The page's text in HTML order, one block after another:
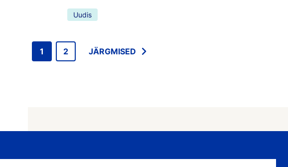
Uudis
1 2 JÄRGMISED